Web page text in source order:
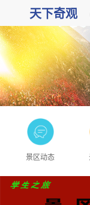
天下奇观
景区动态